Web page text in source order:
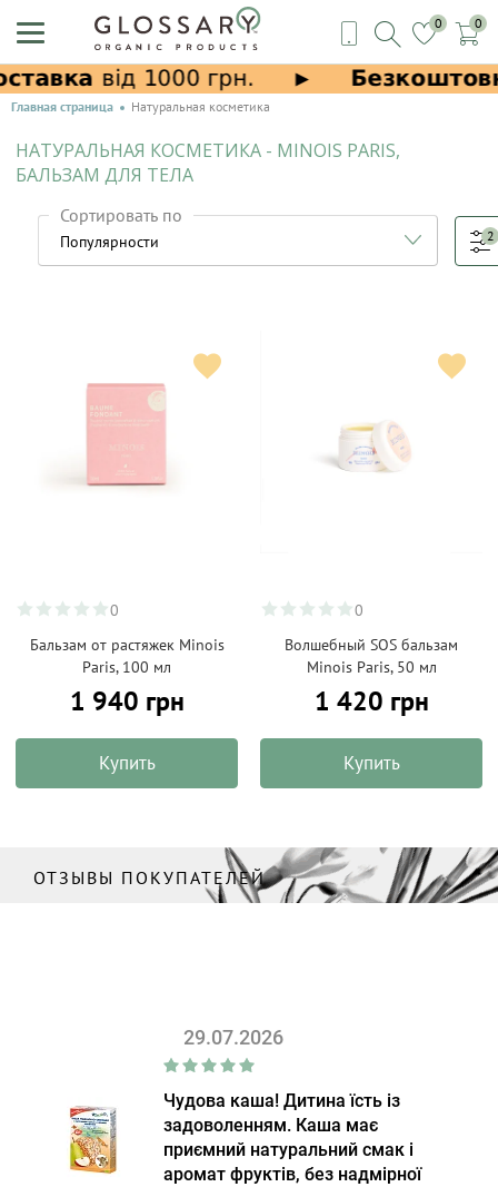
0 0
Главная страница Натуральная косметика
НАТУРАЛЬНАЯ КОСМЕТИКА - MINOIS PARIS,
БАЛЬЗАМ ДЛЯ ТЕЛА
Сортировать по
2
0
Бальзам от растяжек Minois
Paris, 100 мл
1 940 грн
Купить
0
Волшебный SOS бальзам
Minois Paris, 50 мл
1 420 грн
Купить
ОТЗЫВЫ ПОКУПАТЕЛЕЙ
29.07.2026
Чудова каша! Дитина їсть із
задоволенням. Каша має
приємний натуральний смак і
аромат фруктів, без надмірної